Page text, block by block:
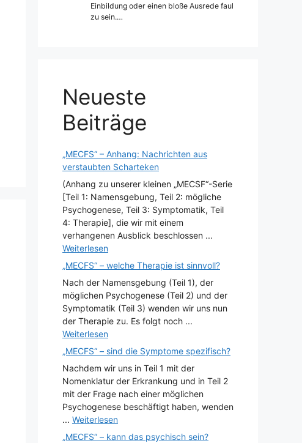
Einbildung oder einen bloße Ausrede faul
zu sein.…
Neueste
Beiträge
„MECFS“ – Anhang: Nachrichten aus
verstaubten Scharteken
(Anhang zu unserer kleinen „MECSF“-Serie
[Teil 1: Namensgebung, Teil 2: mögliche
Psychogenese, Teil 3: Symptomatik, Teil
4: Therapie], die wir mit einem
verhangenen Ausblick beschlossen ...
Weiterlesen
„MECFS“ – welche Therapie ist sinnvoll?
Nach der Namensgebung (Teil 1), der
möglichen Psychogenese (Teil 2) und der
Symptomatik (Teil 3) wenden wir uns nun
der Therapie zu. Es folgt noch ...
Weiterlesen
„MECFS“ – sind die Symptome spezifisch?
Nachdem wir uns in Teil 1 mit der
Nomenklatur der Erkrankung und in Teil 2
mit der Frage nach einer möglichen
Psychogenese beschäftigt haben, wenden
... Weiterlesen
„MECFS“ – kann das psychisch sein?